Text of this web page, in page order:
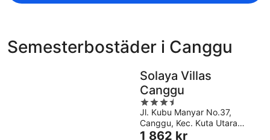
Semesterbostäder i Canggu
Solaya Villas
Canggu
3.5
out
of
Jl. Kubu Manyar No.37,
Canggu, Kec. Kuta Utara
Canggu Bali
Priset
1 862 kr